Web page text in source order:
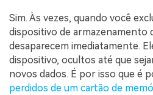
Sim. Às vezes, quando você
dispositivo de armazenamento
desaparecem imediatamente.
dispositivo, ocultos até que
novos dados. É por isso que é
perdidos de um cartão de